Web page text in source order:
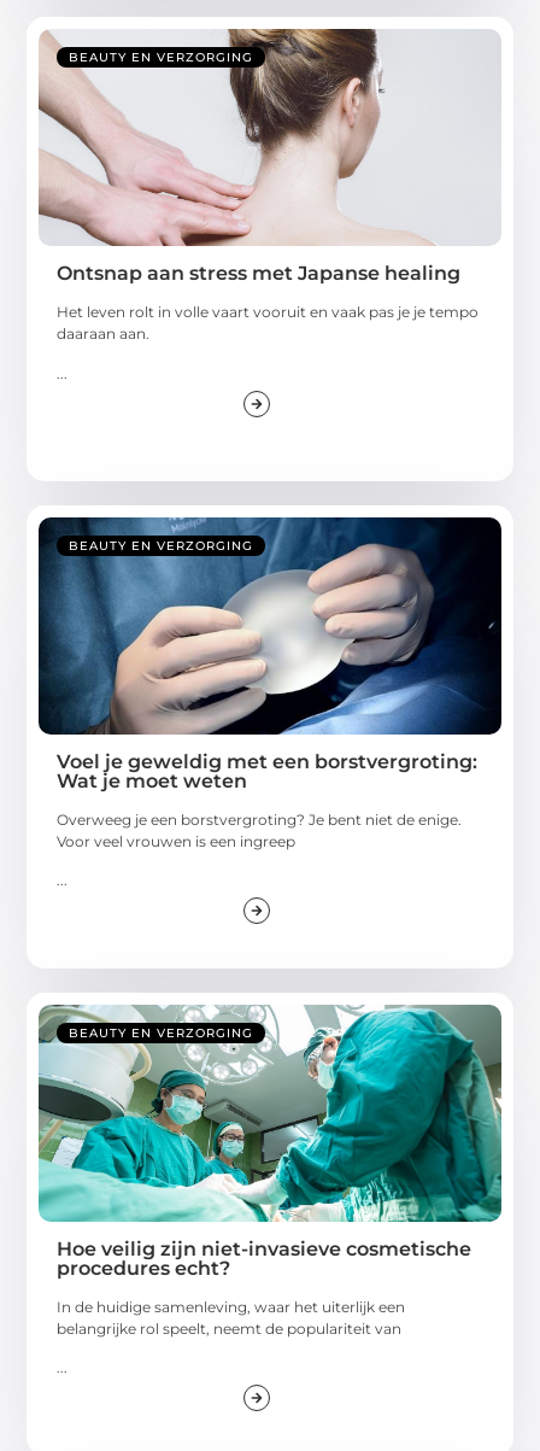
BEAUTY EN VERZORGING
Ontsnap aan stress met Japanse healing
Het leven rolt in volle vaart vooruit en vaak pas je je tempo
daaraan aan.
BEAUTY EN VERZORGING
Voel je geweldig met een borstvergroting:
Wat je moet weten
Overweeg je een borstvergroting? Je bent niet de enige.
Voor veel vrouwen is een ingreep
BEAUTY EN VERZORGING
Hoe veilig zijn niet-invasieve cosmetische
procedures echt?
In de huidige samenleving, waar het uiterlijk een
belangrijke rol speelt, neemt de populariteit van
...